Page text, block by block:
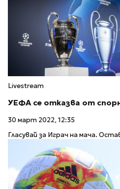
Livestream
УЕФА се отказва от
30 март 2022, 12:35
Гласувай за Играч на мача.